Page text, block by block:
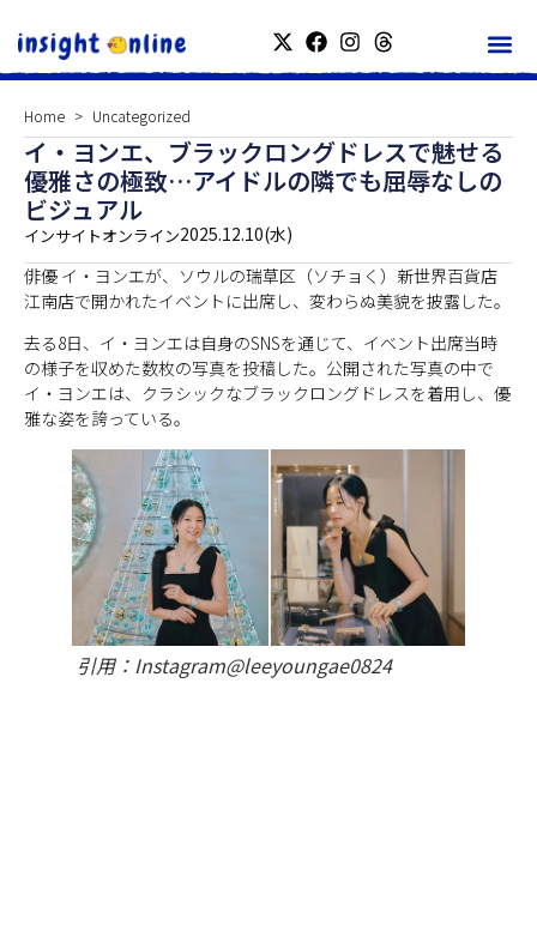
Home Uncategorized
イ・ヨンエ、ブラックロングドレスで魅せる
優雅さの極致…アイドルの隣でも屈辱なしの
ビジュアル
インサイトオンライン2025.12.10(水)
俳優 イ・ヨンエが、ソウルの瑞草区（ソチョく）新世界百貨店
江南店で開かれたイベントに出席し、変わらぬ美貌を披露した。
去る8日、イ・ヨンエは自身のSNSを通じて、イベント出席当時
の様子を収めた数枚の写真を投稿した。公開された写真の中で
イ・ヨンエは、クラシックなブラックロングドレスを着用し、優
雅な姿を誇っている。
引用：Instagram@leeyoungae0824